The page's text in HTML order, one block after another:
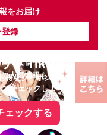
をお届け
登録
- TikTok
得なクーポン
で配信中！
人気情報も
チェックしよう！
ェックする
しよう！